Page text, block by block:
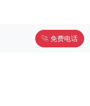
免费电话